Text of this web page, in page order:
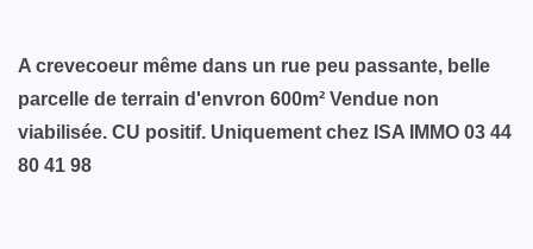
A crevecoeur même dans un rue peu passante, belle
parcelle de terrain d'envron 600m² Vendue non
viabilisée. CU positif. Uniquement chez ISA IMMO 03 44
80 41 98